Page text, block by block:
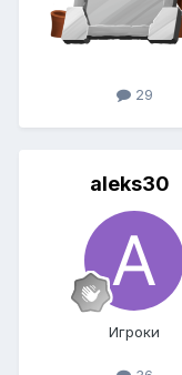
29
aleks30
Игроки